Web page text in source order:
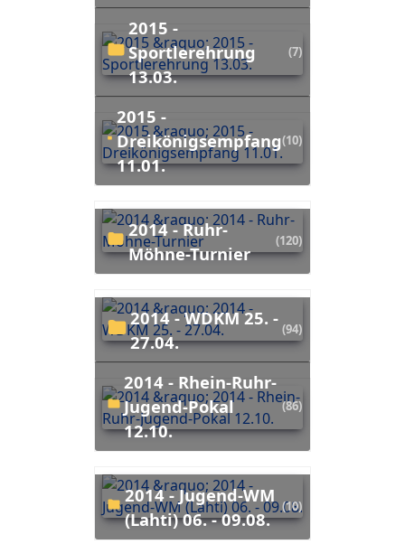
2015 -
Sportlerehrung
13.03.
(7)
2015 -
Dreikönigsempfang
11.01.
(10)
2014 - Ruhr-
Möhne-Turnier
(120)
2014 - WDKM 25. -
27.04.
(94)
2014 - Rhein-Ruhr-
Jugend-Pokal
12.10.
(86)
2014 - Jugend-WM
(Lahti) 06. - 09.08.
(10)